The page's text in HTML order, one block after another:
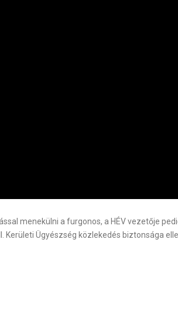
menekülni a furgonos, a HÉV vezetője
Ügyészség közlekedés biztonsága